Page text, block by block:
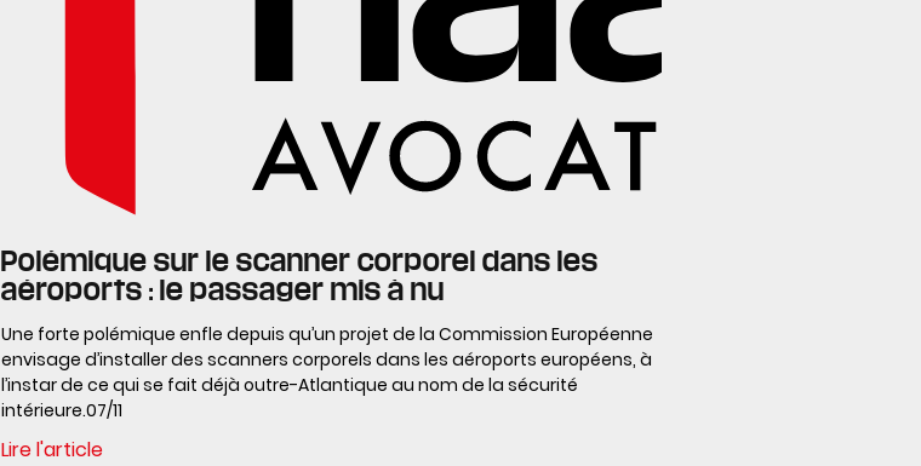
Polémique sur le scanner corporel dans les
aéroports : le passager mis à nu
Une forte polémique enfle depuis qu’un projet de la Commission Européenne
envisage d’installer des scanners corporels dans les aéroports européens, à
l’instar de ce qui se fait déjà outre-Atlantique au nom de la sécurité
intérieure.07/11
Lire l'article